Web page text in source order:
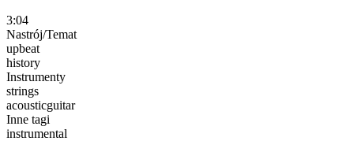
3:04
Nastrój/Temat
upbeat
history
Instrumenty
strings
acousticguitar
Inne tagi
instrumental